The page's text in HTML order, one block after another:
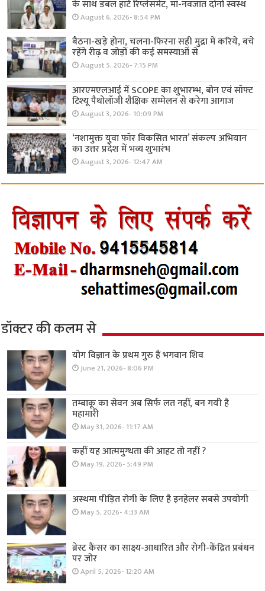
के साथ डबल हार्ट रिप्लेसमेंट, मां-नवजात दोनों स्वस्थ
August 6, 2026- 8:54 PM
बैठना-खड़े होना, चलना-फिरना सही मुद्रा में करिये, बचे
रहेंगे रीढ़ व जोड़ों की कई समस्याओं से
August 5, 2026- 7:15 PM
आरएमएलआई में SCOPE का शुभारम्भ, बोन एवं सॉफ्ट
टिश्यू पैथोलॉजी शैक्षिक सम्मेलन से करेगा आगाज
August 3, 2026- 10:09 PM
‘नशामुक्त युवा फॉर विकसित भारत’ संकल्प अभियान
का उत्तर प्रदेश में भव्य शुभारंभ
August 3, 2026- 12:47 AM
डॉक्टर की कलम से
योग विज्ञान के प्रथम गुरु हैं भगवान शिव
June 21, 2026- 8:06 PM
तम्बाकू का सेवन अब सिर्फ लत नहीं, बन गयी है
महामारी
May 31, 2026- 11:17 AM
कहीं यह आत्ममुग्धता की आहट तो नहीं ?
May 19, 2026- 5:49 PM
अस्थमा पीड़ित रोगी के लिए है इनहेलर सबसे उपयोगी
May 5, 2026- 4:33 AM
ब्रेस्ट कैंसर का साक्ष्य-आधारित और रोगी-केंद्रित प्रबंधन
पर जोर
April 5, 2026- 12:20 AM